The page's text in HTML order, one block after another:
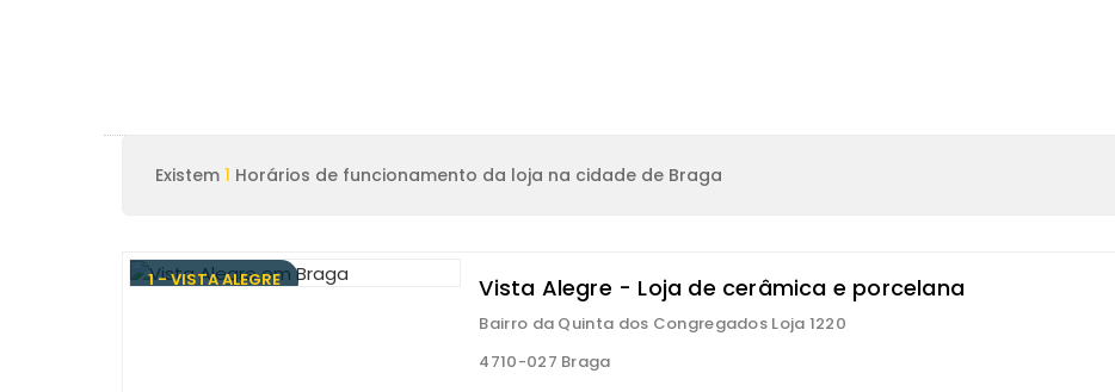
Existem 1 Horários de funcionamento da loja na cidade de Braga
1 - VISTA ALEGRE Vista Alegre - Loja de cerâmica e porcelana
Bairro da Quinta dos Congregados Loja 1220
4710-027 Braga